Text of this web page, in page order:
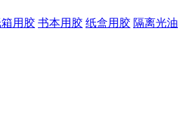
用胶 书本用胶 纸盒用胶 隔离光油